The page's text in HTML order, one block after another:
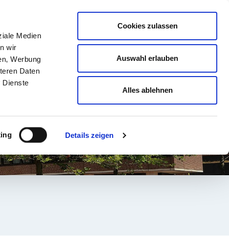
Medien
wir
Werbung
Daten
Dienste
Details zeigen
Cookies zulassen
Auswahl erlauben
Alles ablehnen
Leichte Sprache Kontrast
& AUSBILDUNG GESUNDHEIT NORD Suche